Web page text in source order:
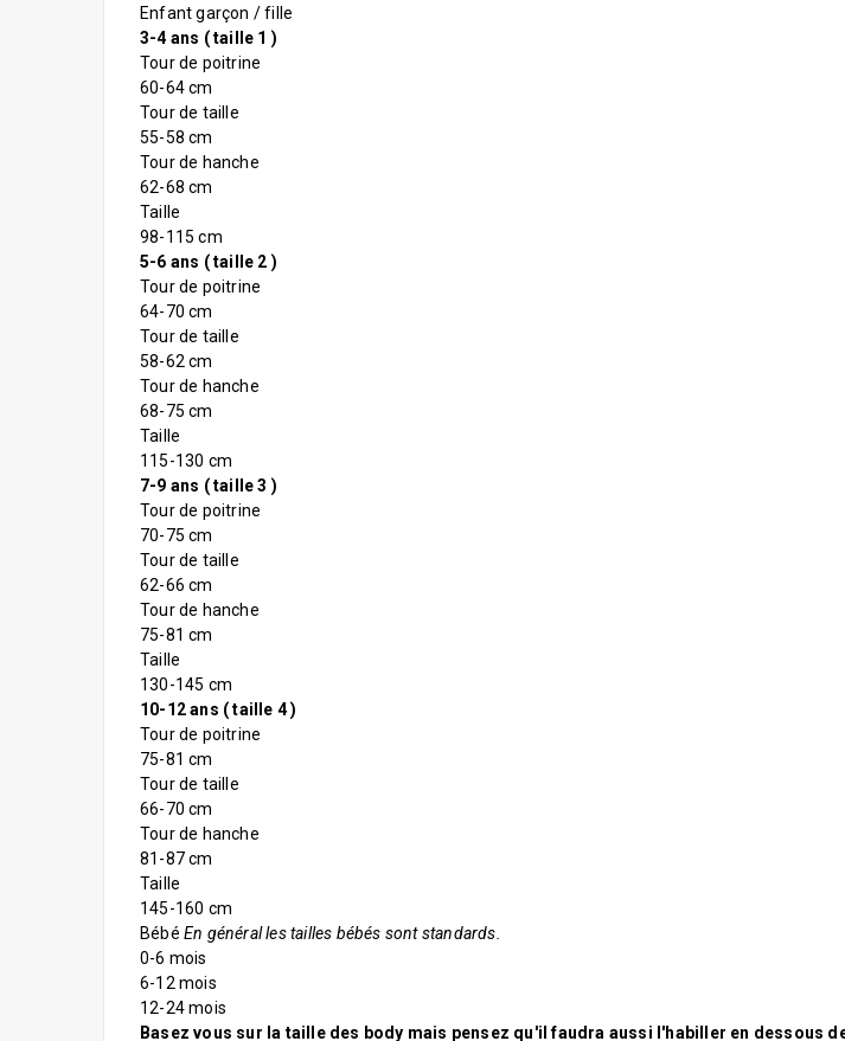
Enfant garçon / fille
3-4 ans ( taille 1 )
Tour de poitrine
60-64 cm
Tour de taille
55-58 cm
Tour de hanche
62-68 cm
Taille
98-115 cm
5-6 ans ( taille 2 )
Tour de poitrine
64-70 cm
Tour de taille
58-62 cm
Tour de hanche
68-75 cm
Taille
115-130 cm
7-9 ans ( taille 3 )
Tour de poitrine
70-75 cm
Tour de taille
62-66 cm
Tour de hanche
75-81 cm
Taille
130-145 cm
10-12 ans ( taille 4 )
Tour de poitrine
75-81 cm
Tour de taille
66-70 cm
Tour de hanche
81-87 cm
Taille
145-160 cm
Bébé En général les tailles bébés sont standards.
0-6 mois
6-12 mois
12-24 mois
Basez vous sur la taille des body mais pensez qu'il faudra aussi l'habiller en dessous